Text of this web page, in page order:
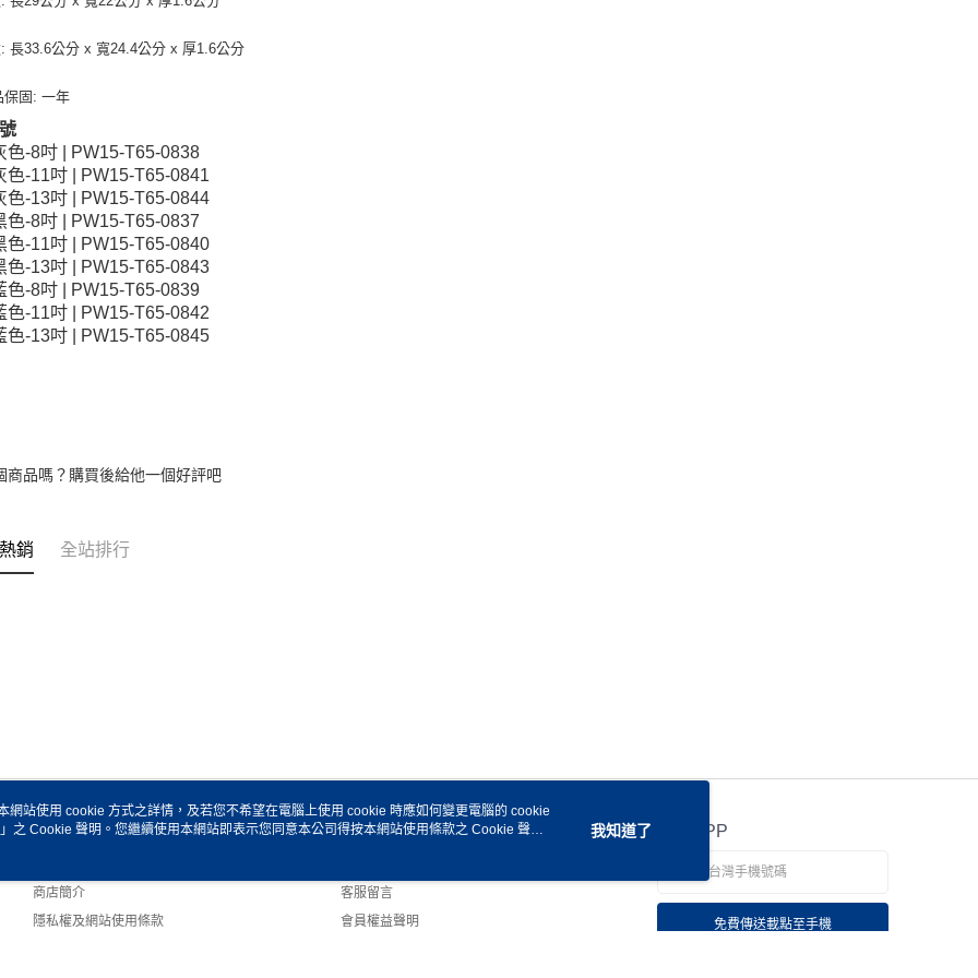
長33.6公分 x 寬24.4公分 x 厚1.6公分
固: 一年
色-8吋 | PW15-T65-0838
色-11吋 | PW15-T65-0841
色-13吋 | PW15-T65-0844
色-8吋 | PW15-T65-0837
色-11吋 | PW15-T65-0840
色-13吋 | PW15-T65-0843
色-8吋 | PW15-T65-0839
色-11吋 | PW15-T65-0842
色-13吋 | PW15-T65-0845
商品嗎？購買後給他一個好評吧
銷 全站排行
關於我們
商店簡介
隱私權及網站使用條款
客服資訊
客服留言
會員權益聲明
官方APP
免費傳送載點至手機
網站使用 cookie 方式之詳情，及若您不希望在電腦上使用 cookie 時應如何變更電腦的 cookie
」之 Cookie 聲明。您繼續使用本網站即表示您同意本公司得按本網站使用條款之 Cookie 聲明
我知道了